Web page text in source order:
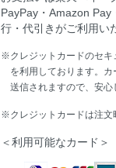
PayPay・Amazon Pay
行・代引きがご利用い
※クレジットカードのセキ
を利用しております。
送信されますので、安心
※クレジットカードは注文
＜利用可能なカード＞